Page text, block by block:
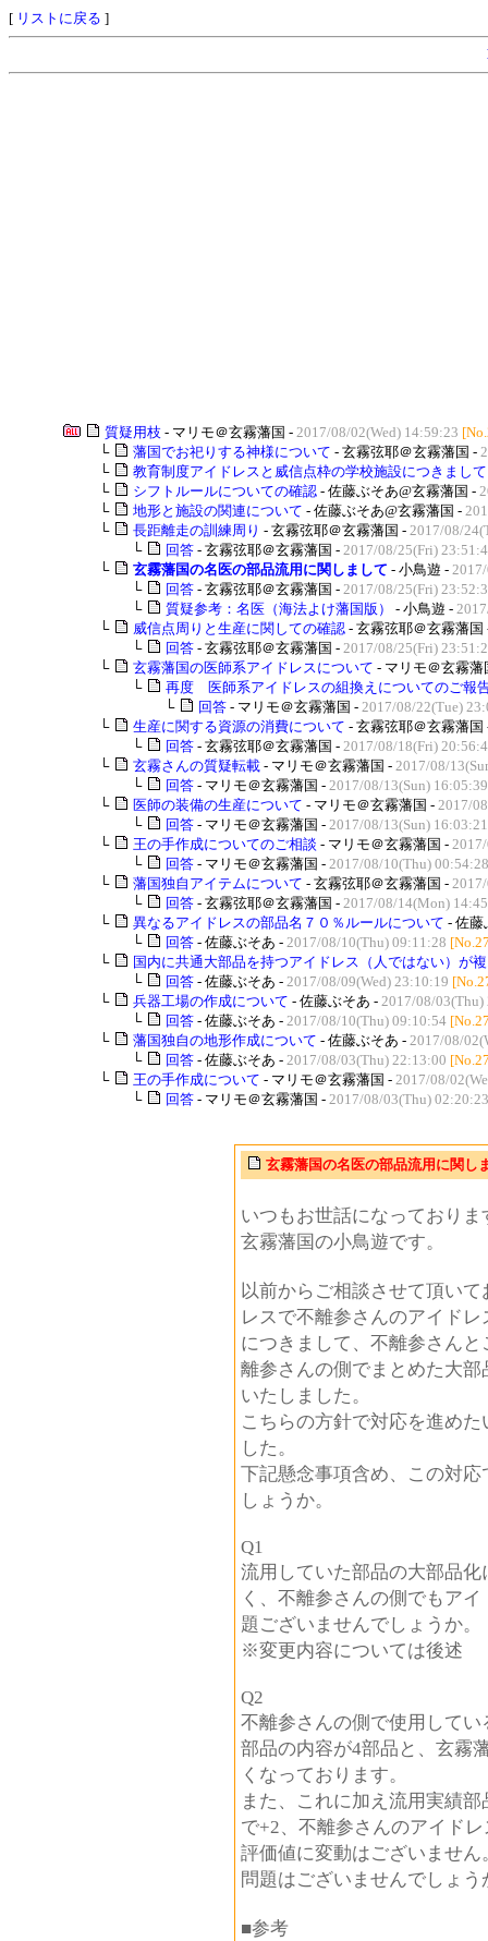
[ リストに戻る ]
質疑用枝 - マリモ＠玄霧藩国 - 2017/08/02(Wed) 14:59:23
└
藩国でお祀りする神様について - 玄霧弦耶＠玄霧藩国 -
└
教育制度アイドレスと威信点枠の学校施設につきまして
└
シフトルールについての確認 - 佐藤ぶそあ@玄霧藩国 -
└
地形と施設の関連について - 佐藤ぶそあ@玄霧藩国 -
└
長距離走の訓練周り - 玄霧弦耶＠玄霧藩国 - 2017/08/
└
回答 - 玄霧弦耶＠玄霧藩国 - 2017/08/25(Fri)
└
玄霧藩国の名医の部品流用に関しまして - 小鳥遊 -
└
回答 - 玄霧弦耶＠玄霧藩国 - 2017/08/25(Fri)
└
質疑参考：名医（海法よけ藩国版） - 小鳥遊 -
└
威信点周りと生産に関しての確認 - 玄霧弦耶＠玄霧藩
└
回答 - 玄霧弦耶＠玄霧藩国 - 2017/08/25(Fri)
└
玄霧藩国の医師系アイドレスについて - マリモ＠玄霧
└
再度 医師系アイドレスの組換えについてのご報
└
回答 - マリモ＠玄霧藩国 - 2017/08/22(Tue)
└
生産に関する資源の消費について - 玄霧弦耶＠玄霧藩
└
回答 - 玄霧弦耶＠玄霧藩国 - 2017/08/18(Fri)
└
玄霧さんの質疑転載 - マリモ＠玄霧藩国 - 2017/08/
└
回答 - マリモ＠玄霧藩国 - 2017/08/13(Sun) 16:05:39
└
医師の装備の生産について - マリモ＠玄霧藩国 - 2017/
└
回答 - マリモ＠玄霧藩国 - 2017/08/13(Sun) 16:03:21
└
王の手作成についてのご相談 - マリモ＠玄霧藩国 -
└
回答 - マリモ＠玄霧藩国 - 2017/08/10(Thu) 00:54:28
└
藩国独自アイテムについて - 玄霧弦耶＠玄霧藩国 -
└
回答 - 玄霧弦耶＠玄霧藩国 - 2017/08/14(Mon)
└
異なるアイドレスの部品名７０％ルールについて - 佐
└
回答 - 佐藤ぶそあ - 2017/08/10(Thu) 09:11:28
└
国内に共通大部品を持つアイドレス（人ではない）が複
└
回答 - 佐藤ぶそあ - 2017/08/09(Wed) 23:10:19
└
兵器工場の作成について - 佐藤ぶそあ - 2017/08/03(Thu)
└
回答 - 佐藤ぶそあ - 2017/08/10(Thu) 09:10:54
└
藩国独自の地形作成について - 佐藤ぶそあ - 2017/08/
└
回答 - 佐藤ぶそあ - 2017/08/03(Thu) 22:13:00
└
王の手作成について - マリモ＠玄霧藩国 - 2017/08/
└
回答 - マリモ＠玄霧藩国 - 2017/08/03(Thu) 02:20:23
玄霧藩国の名医の部品流用に関し
いつもお世話になっておりま
玄霧藩国の小鳥遊です。
以前からご相談させて頂い
レスで不離参さんのアイド
につきまして、不離参さん
離参さんの側でまとめた大
いたしました。
こちらの方針で対応を進め
した。
下記懸念事項含め、この対
しょうか。
Q1
流用していた部品の大部品
く、不離参さんの側でもア
題ございませんでしょうか。
※変更内容については後述
Q2
不離参さんの側で使用して
部品の内容が4部品と、玄霧
くなっております。
また、これに加え流用実績
で+2、不離参さんのアイド
評価値に変動はございません
問題はございませんでしょう
■参考